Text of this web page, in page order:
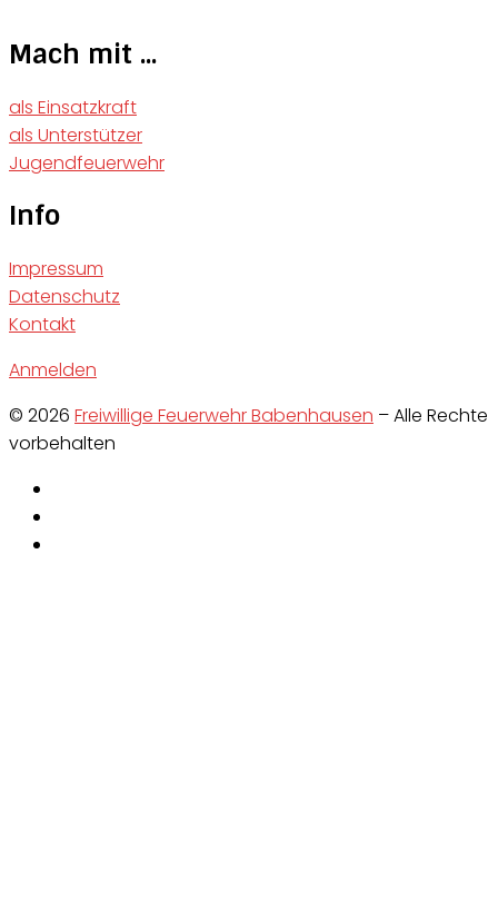
Mach mit ...
als Einsatzkraft
als Unterstützer
Jugendfeuerwehr
Info
Impressum
Datenschutz
Kontakt
Anmelden
© 2026 Freiwillige Feuerwehr Babenhausen –Alle Rechte
vorbehalten